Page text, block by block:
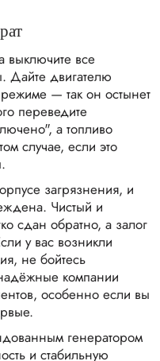
выключите все
Дайте двигателю
— так он остынет
переведите
а топливо
случае, если это
загрязнения, и
Чистый и
сдан обратно, а залог
у вас возникли
не бойтесь
компании
особенно если вы
генератором
и стабильную